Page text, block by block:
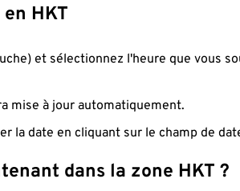
HKT
et sélectionnez l'heure que vous
mise à jour automatiquement.
la date en cliquant sur le champ de
dans la zone HKT ?